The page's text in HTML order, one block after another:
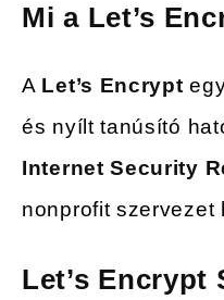
Mi a Let’s
A Let’s Encrypt
és nyílt tanúsító
Internet Security
nonprofit szervezet
Let’s Encrypt